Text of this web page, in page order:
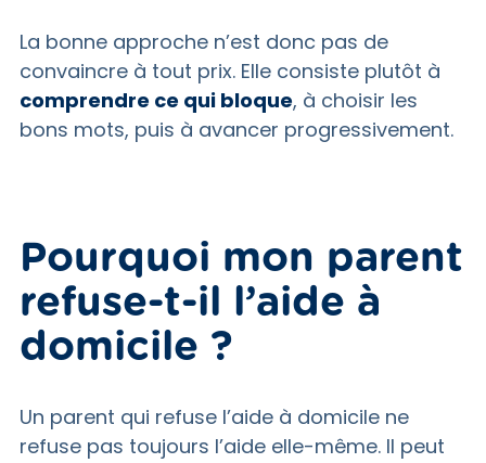
La bonne approche n’est donc pas de
convaincre à tout prix. Elle consiste plutôt à
comprendre ce qui bloque, à choisir les
bons mots, puis à avancer progressivement.
Pourquoi mon parent
refuse-t-il l’aide à
domicile ?
Un parent qui refuse l’aide à domicile ne
refuse pas toujours l’aide elle-même. Il peut